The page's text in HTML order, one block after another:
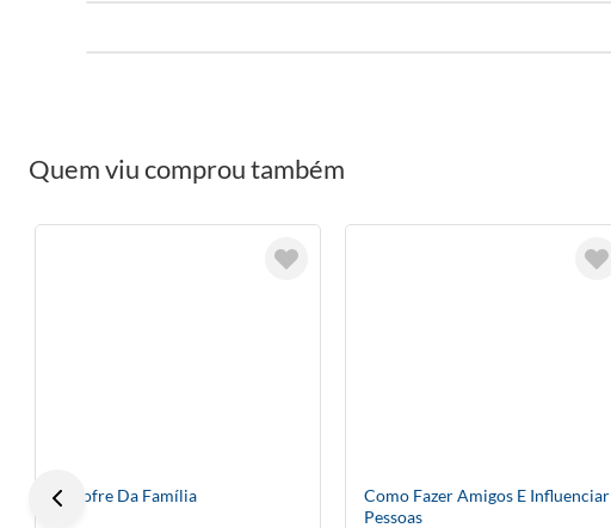
Quem viu comprou também
O Cofre Da Família
Como Fazer Amigos E Influenciar
Pessoas